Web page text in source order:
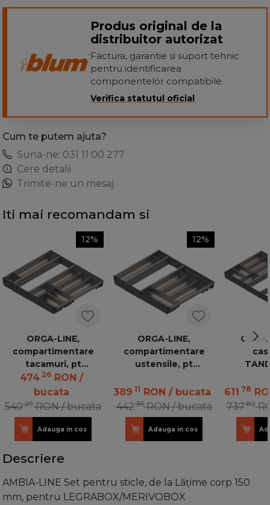
Produs original de la
distribuitor autorizat
Factura, garantie si suport tehnic
pentru identificarea
componentelor compatibile.
Verifica statutul oficial
Cum te putem ajuta?
Suna-ne: 031 11 00 277
Cere detalii
Trimite-ne un mesaj
Iti mai recomandam si
12%
ORGA-LINE,
compartimentare
tacamuri, pt
TANDEMBOX lungime
500 mm, latime 600
mm - ocupare
completa,otel inox/gri
474 26 RON /
bucata
54029 RON / bucata
Adauga in cos
12%
ORGA-LINE,
compartimentare
ustensile, pt
450 mm, latime 600
mm - ocupare
completa,otel inox/gri
389 11 RON / bucata
44235 RON / bucata
Adauga in cos
Inox
611 78
73782
Descriere
AMBIA-LINE Set pentru sticle, de la Lăţime corp 150
mm, pentru LEGRABOX/MERIVOBOX